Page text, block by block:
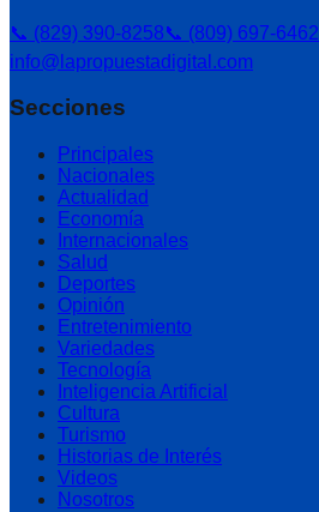
📞 (829) 390-8258📞 (809) 697-6462
info@lapropuestadigital.com
Secciones
Principales
Nacionales
Actualidad
Economía
Internacionales
Salud
Deportes
Opinión
Entretenimiento
Variedades
Tecnología
Inteligencia Artificial
Cultura
Turismo
Historias de Interés
Videos
Nosotros